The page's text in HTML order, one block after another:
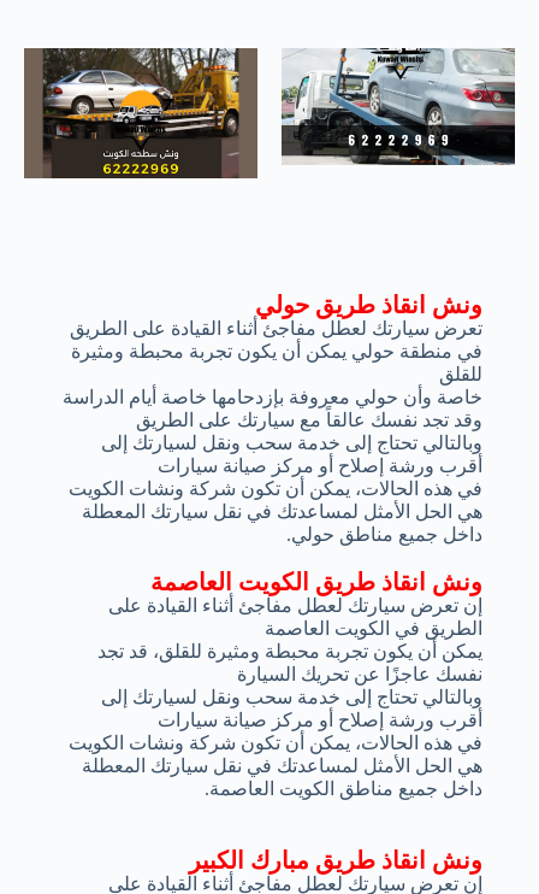
ونش انقاذ طريق الكويت العاصمة
إن تعرض سيارتك لعطل مفاجئ أثناء القيادة على
الطريق في الكويت العاصمة
يمكن أن يكون تجربة محبطة ومثيرة للقلق، قد تجد
نفسك عاجزًا عن تحريك السيارة
وبالتالي تحتاج إلى خدمة سحب ونقل لسيارتك إلى
أقرب ورشة إصلاح أو مركز صيانة سيارات
في هذه الحالات، يمكن أن تكون شركة ونشات الكويت
هي الحل الأمثل لمساعدتك في نقل سيارتك المعطلة
داخل جميع مناطق الكويت العاصمة.
ونش انقاذ طريق حولي
تعرض سيارتك لعطل مفاجئ أثناء القيادة على الطريق
في منطقة حولي يمكن أن يكون تجربة محبطة ومثيرة
للقلق
خاصة وأن حولي معروفة بإزدحامها خاصة أيام الدراسة
وقد تجد نفسك عالقاً مع سيارتك على الطريق
وبالتالي تحتاج إلى خدمة سحب ونقل لسيارتك إلى
أقرب ورشة إصلاح أو مركز صيانة سيارات
في هذه الحالات، يمكن أن تكون شركة ونشات الكويت
هي الحل الأمثل لمساعدتك في نقل سيارتك المعطلة
داخل جميع مناطق حولي.
ونش انقاذ طريق مبارك الكبير
إن تعرض سيارتك لعطل مفاجئ أثناء القيادة على